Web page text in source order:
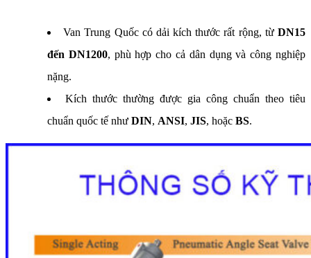
Van Trung Quốc có dải kích thước rất rộng, từDN15
đến DN1200, phù hợp cho cả dân dụng và công nghiệp
nặng.
Kích thước thường được gia công chuẩn theo tiêu
chuẩn quốc tế như DIN, ANSI, JIS, hoặc BS.